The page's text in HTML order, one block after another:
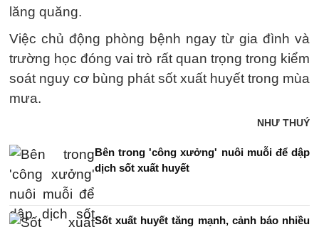
lăng quăng.
Việc chủ động phòng bệnh ngay từ gia đình và
trường học đóng vai trò rất quan trọng trong kiểm
soát nguy cơ bùng phát sốt xuất huyết trong mùa
mưa.
NHƯ THUÝ
Bên trong 'công xưởng' nuôi muỗi để dập
dịch sốt xuất huyết
Sốt xuất huyết tăng mạnh, cảnh báo nhiều